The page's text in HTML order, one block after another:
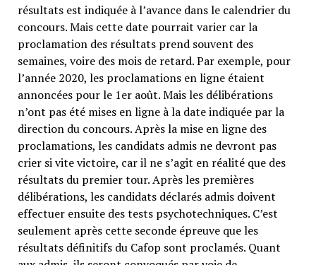
résultats est indiquée à l’avance dans le calendrier du
concours. Mais cette date pourrait varier car la
proclamation des résultats prend souvent des
semaines, voire des mois de retard. Par exemple, pour
l’année 2020, les proclamations en ligne étaient
annoncées pour le 1er août. Mais les délibérations
n’ont pas été mises en ligne à la date indiquée par la
direction du concours. Après la mise en ligne des
proclamations, les candidats admis ne devront pas
crier si vite victoire, car il ne s’agit en réalité que des
résultats du premier tour. Après les premières
délibérations, les candidats déclarés admis doivent
effectuer ensuite des tests psychotechniques. C’est
seulement après cette seconde épreuve que les
résultats définitifs du Cafop sont proclamés. Quant